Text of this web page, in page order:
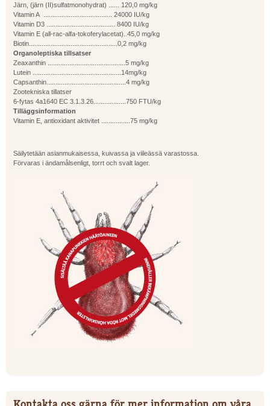
Järn, (järn (II)sulfatmonohydrat) ...... 120,0 mg/kg
Vitamin A ...................................... 24000 IU/kg
Vitamin D3 ...................................... 8400 IU/kg
Vitamin E (all-rac-alfa-tokoferylacetat)..45,0 mg/kg
Biotin.................................................0,2 mg/kg
Organoleptiska tillsatser
Zeaxanthin ...........................................5 mg/kg
Lutein .................................................14mg/kg
Capsanthin............................................4 mg/kg
Zootekniska tillatser
6-fytas 4a1640 EC 3.1.3.26..................750 FTU/kg
Tilläggsinformation
Vitamin E, antioxidant aktivitet ................75 mg/kg
Säilytetään asianmukaisessa, kuivassa ja viileässä varastossa.
Förvaras i ändamålsenligt, torrt och svalt lager.